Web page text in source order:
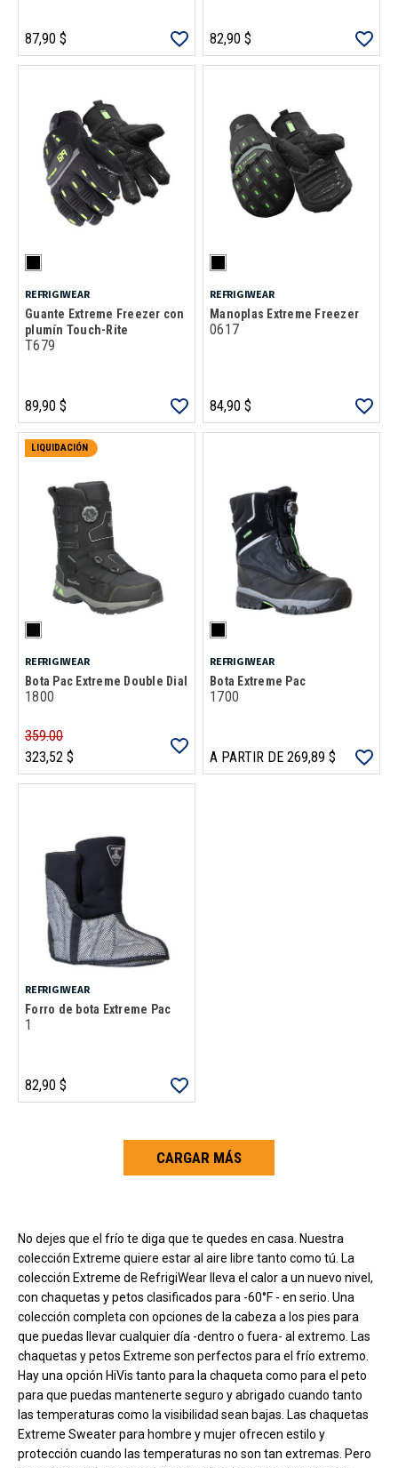
87,90 $ 82,90 $
REFRIGIWEAR
Guante Extreme Freezer con
plumín Touch-Rite
T679
89,90 $
REFRIGIWEAR
Manoplas Extreme Freezer
0617
84,90 $
LIQUIDACIÓN
REFRIGIWEAR
Bota Pac Extreme Double Dial
1800
359.00
323,52 $
REFRIGIWEAR
Bota Extreme Pac
1700
A PARTIR DE 269,89 $
REFRIGIWEAR
Forro de bota Extreme Pac
1
82,90 $
CARGAR MÁS
Carga más productos. El lector de pantalla anunciará cuando se hayan
No dejes que el frío te diga que te quedes en casa. Nuestra
colección Extreme quiere estar al aire libre tanto como tú. La
colección Extreme de RefrigiWear lleva el calor a un nuevo nivel,
con chaquetas y petos clasificados para -60°F - en serio. Una
colección completa con opciones de la cabeza a los pies para
que puedas llevar cualquier día -dentro o fuera- al extremo. Las
chaquetas y petos Extreme son perfectos para el frío extremo.
Hay una opción HiVis tanto para la chaqueta como para el peto
para que puedas mantenerte seguro y abrigado cuando tanto
las temperaturas como la visibilidad sean bajas. Las chaquetas
Extreme Sweater para hombre y mujer ofrecen estilo y
protección cuando las temperaturas no son tan extremas. Pero